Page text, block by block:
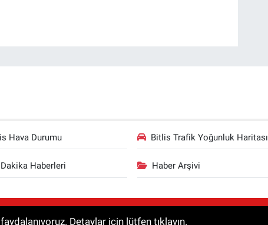
Hava Durumu Bitlis Trafik Yoğunluk Haritası
Haberleri Haber Arşivi
Haberler kaynak gösterilmeden alıntılanamaz.
Detaylar için lütfen tıklayın.